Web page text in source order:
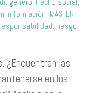
, género, hecho social,
, información, MÁSTER,
responsabilidad, riesgo,
¿Encuentran las
en los